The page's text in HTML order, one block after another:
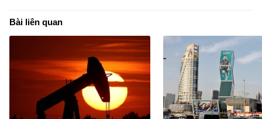
Bài liên quan